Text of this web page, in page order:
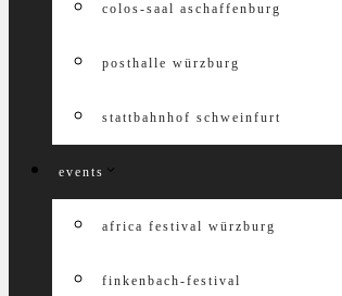
colos-saal aschaffenburg
posthalle würzburg
stattbahnhof schweinfurt
events
africa festival würzburg
finkenbach-festival